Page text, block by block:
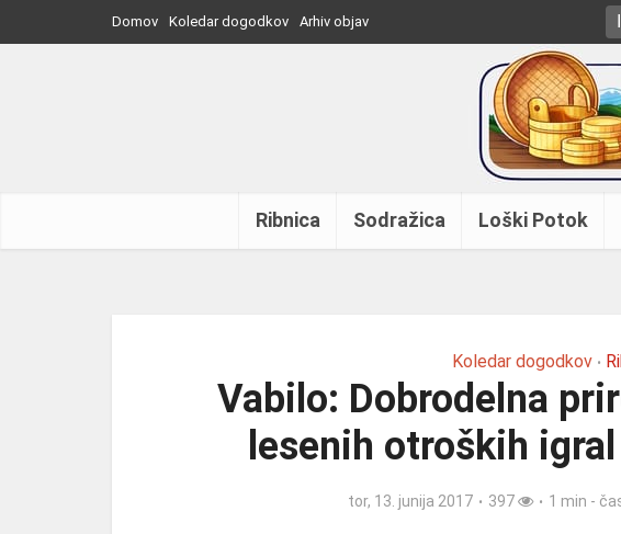
Domov Koledar dogodkov Arhiv objav
Ribnica Sodražica Loški Potok
Koledar dogodkov •
Vabilo: Dobrodelna
lesenih otroških
tor, 13. junija 2017 397 1 min -